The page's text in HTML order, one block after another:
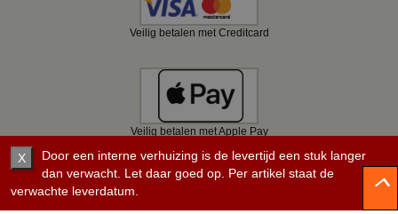
Veilig betalen met Creditcard
Veilig betalen met Apple Pay
X
Door een interne verhuizing is de levertijd een stuk langer
dan verwacht. Let daar goed op. Per artikel staat de
verwachte leverdatum.